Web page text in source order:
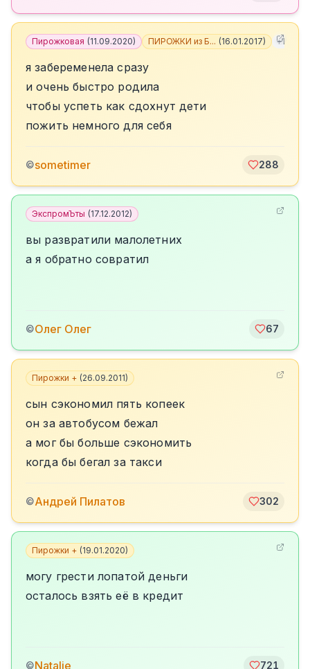
Пирожковая (11.09.2020) ПИРОЖКИ из Б... (16.01.2017) +1
я забеременела сразу
и очень быстро родила
чтобы успеть как сдохнут дети
пожить немного для себя
©sometimer 288
ЭкспромЪты (17.12.2012)
вы развратили малолетних
а я обратно совратил
©Олег Олег 67
Пирожки + (26.09.2011)
сын сэкономил пять копеек
он за автобусом бежал
а мог бы больше сэкономить
когда бы бегал за такси
©Андрей Пилатов 302
Пирожки + (19.01.2020)
могу грести лопатой деньги
осталось взять её в кредит
©Natalie 721